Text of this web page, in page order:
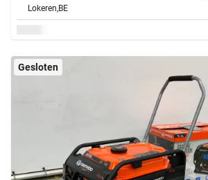
Lokeren,BE
Gesloten